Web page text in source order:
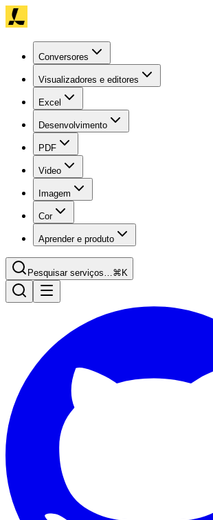
Conversores
Visualizadores e editores
Excel
Desenvolvimento
PDF
Video
Imagem
Cor
Aprender e produto
Pesquisar serviços…⌘K